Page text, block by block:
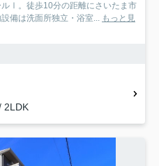
Ⅰ。徒歩10分の距離にさいたま市
備は洗面所独立・浴室... もっと見
2LDK